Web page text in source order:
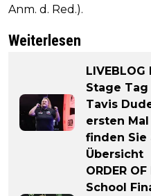
Anm. d. Red.).
Weiterlesen
Stage Tag
Tavis
ersten
finden Sie
Übersicht
ORDER
School